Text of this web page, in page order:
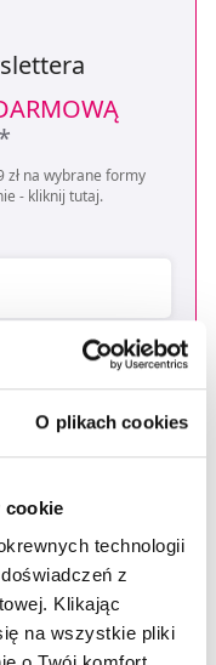
O plikach cookies
cookie
technologii
z
Klikając
na wszystkie pliki
*
na wybrane formy
- kliknij tutaj.
(newsletter) o
usług drogą
Kliknijtutaj.